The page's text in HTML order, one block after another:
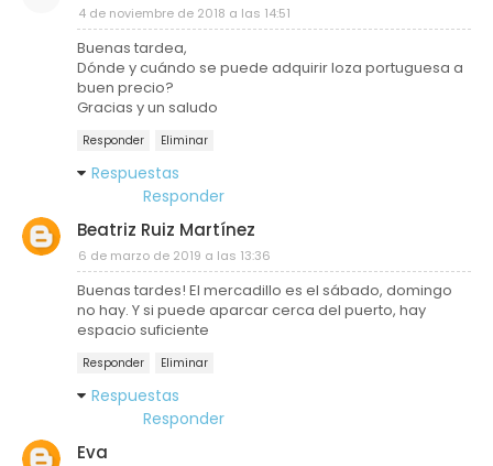
4 de noviembre de 2018 a las 14:51
Buenas tardea,
Dónde y cuándo se puede adquirir loza portuguesa a
buen precio?
Gracias y un saludo
Responder Eliminar
Respuestas
Responder
Beatriz Ruiz Martínez
6 de marzo de 2019 a las 13:36
Buenas tardes! El mercadillo es el sábado, domingo
no hay. Y si puede aparcar cerca del puerto, hay
espacio suficiente
Responder Eliminar
Respuestas
Responder
Eva